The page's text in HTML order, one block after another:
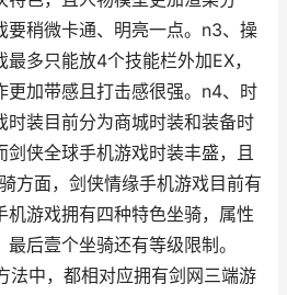
要稍微卡通、明亮一点。n3、操
多只能放4个技能栏外加EX，
更加带感且打击感很强。n4、时
时装目前分为商城时装和装备时
剑侠全球手机游戏时装丰盛，且
方面，剑侠情缘手机游戏目前有
机游戏拥有四种特色坐骑，属性
后壹个坐骑还有等级限制。
法中，都相对应拥有剑网三端游